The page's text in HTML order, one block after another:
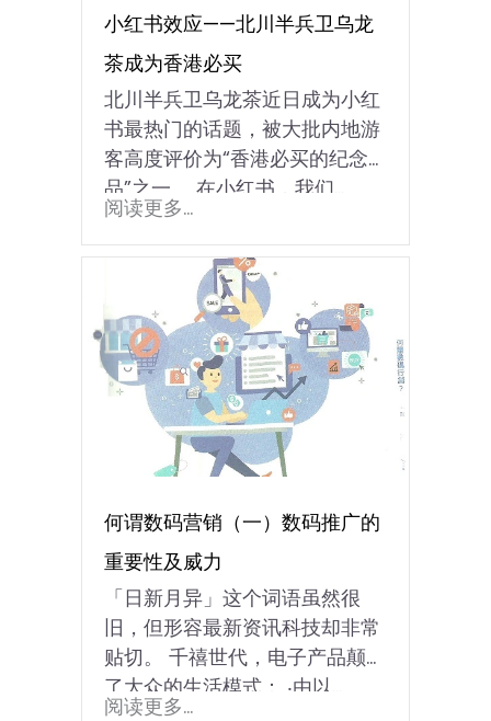
小红书效应——北川半兵卫乌龙
茶成为香港必买
北川半兵卫乌龙茶近日成为小红
书最热门的话题，被大批内地游
客高度评价为“香港必买的纪念
品”之一。 在小红书，我们…
阅读更多...
何谓数码营销（一）数码推广的
重要性及威力
「日新月异」这个词语虽然很
旧，但形容最新资讯科技却非常
贴切。 千禧世代，电子产品颠覆
了大众的生活模式： ‧由以...
阅读更多...